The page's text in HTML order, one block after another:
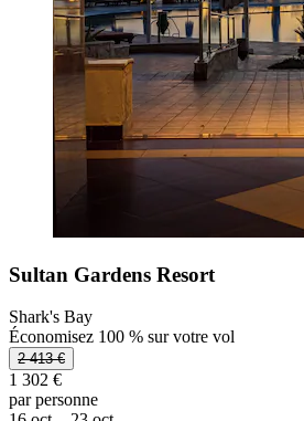
Sultan Gardens Resort
Shark's Bay
Économisez 100 % sur votre vol
2 413 €
1 302 €
par personne